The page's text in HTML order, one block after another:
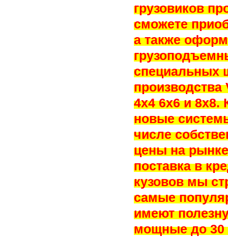
грузовиков
сможете
а также
специальных
4х4 6х6 и
новые
числе
цены на
поставка в
кузовов мы
самые
имеют
мощные до 30